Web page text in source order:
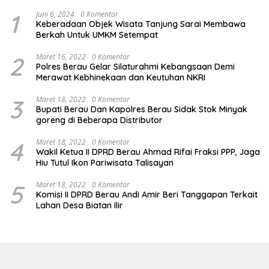
1 Juni 6, 2024 0 Komentar
Keberadaan Objek Wisata Tanjung Sarai Membawa
Berkah Untuk UMKM Setempat
2 Maret 16, 2022 0 Komentar
Polres Berau Gelar Silaturahmi Kebangsaan Demi
Merawat Kebhinekaan dan Keutuhan NKRI
3 Maret 18, 2022 0 Komentar
Bupati Berau Dan Kapolres Berau Sidak Stok Minyak
goreng di Beberapa Distributor
4 Maret 18, 2022 0 Komentar
Wakil Ketua II DPRD Berau Ahmad Rifai Fraksi PPP, Jaga
Hiu Tutul Ikon Pariwisata Talisayan
5 Maret 18, 2022 0 Komentar
Komisi II DPRD Berau Andi Amir Beri Tanggapan Terkait
Lahan Desa Biatan Ilir